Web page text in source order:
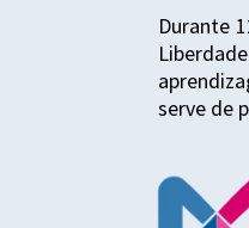
Durante
serve de